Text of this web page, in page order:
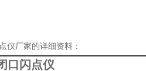
仪厂家的详细资料：
口闪点仪